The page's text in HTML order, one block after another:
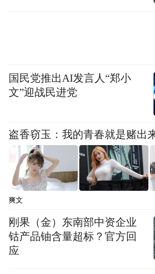
闪电新闻、大众日报、大众
国山东网、齐鲁晚报、海报
发表青岛籍电影人采访切片
凤凰网等多家媒体对《跟着电
市文化和旅游局专题推介会
和深度传播，稿件播放量超
示青岛新形象。
国民党推出AI发言人“郑小
文”迎战民进党
盗香窃玉：我的青春就是赌出
爽文
刚果（金）东南部中资企业
钴产品铀含量超标？官方回
应